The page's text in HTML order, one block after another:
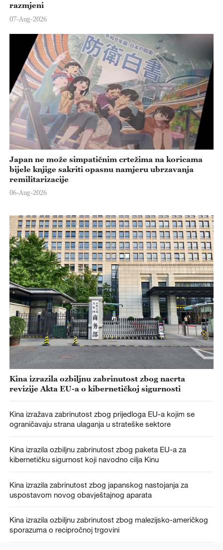
razmjeni
07-Aug-2026
Japan ne može simpatičnim crtežima na koricama
bijele knjige sakriti opasnu namjeru ubrzavanja
remilitarizacije
06-Aug-2026
Kina izrazila ozbiljnu zabrinutost zbog nacrta
revizije Akta EU-a o kibernetičkoj sigurnosti
Kina izražava zabrinutost zbog prijedloga EU-a kojim se
ograničavaju strana ulaganja u strateške sektore
Kina izrazila ozbiljnu zabrinutost zbog paketa EU-a za
kibernetičku sigurnost koji navodno cilja Kinu
Kina izrazila zabrinutost zbog japanskog nastojanja za
uspostavom novog obavještajnog aparata
Kina izrazila ozbiljnu zabrinutost zbog malezijsko-američkog
sporazuma o recipročnoj trgovini